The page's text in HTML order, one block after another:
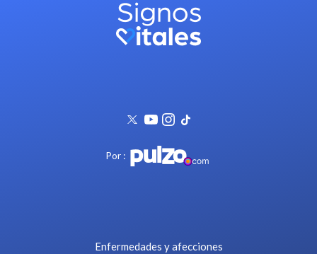
Por :
Enfermedades y afecciones